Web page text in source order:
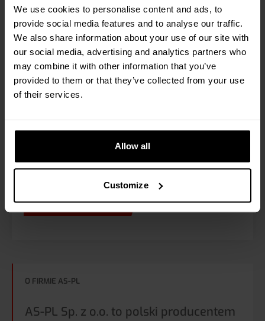
We use cookies to personalise content and ads, to
provide social media features and to analyse our traffic.
We also share information about your use of our site with
our social media, advertising and analytics partners who
may combine it with other information that you’ve
provided to them or that they’ve collected from your use
of their services.
Allow all
Customize
Artur Bubienko, Menedżer
Magazynu w AS-PL
„Najważniejsze z punktu widzenia firmy jest
Ponadto oszczędziliśmy czas i wysiłek
pracowników magazynu. W nowej sytuacji
zamówienia, a ostateczne kontrole nie są
Dowiedz się więcej
O FIRMIE AS-PL
AS-PL Sp. z o.o. to polski producentem